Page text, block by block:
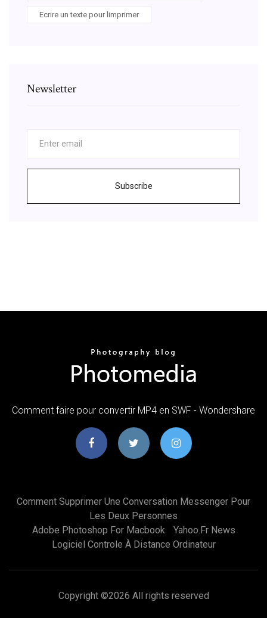
Ecrire un texte pour limprimer
Newsletter
Subscribe
Comment faire pour convertir MP4 en SWF - Wondershare
Comment Supprimer Une Conversation Messenger Pour
Les Deux Personnes
Adobe Photoshop For Macbook
Yahoo.fr News
Logiciel Controle À Distance Ordinateur
Copyright ©2026 All rights reserved